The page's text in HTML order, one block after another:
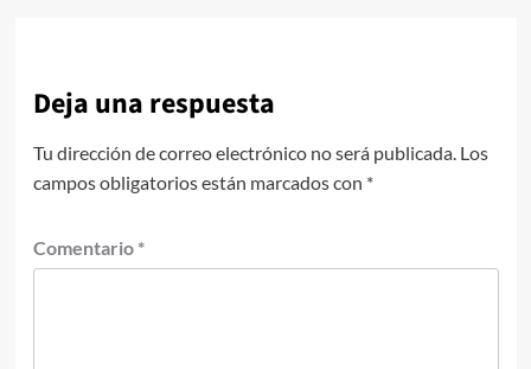
Deja una respuesta
Tu dirección de correo electrónico no será publicada. Los
campos obligatorios están marcados con *
Comentario *